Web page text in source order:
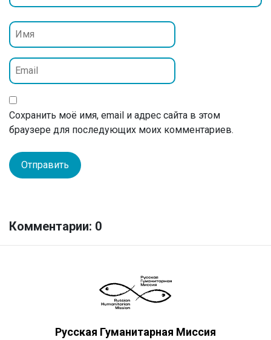
Сохранить моё имя, email и адрес сайта в этом
браузере для последующих моих комментариев.
Комментарии: 0
Русская Гуманитарная Миссия